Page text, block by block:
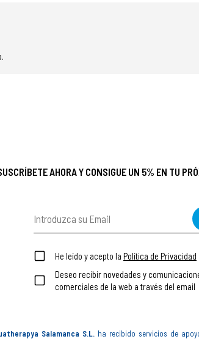
AHORA Y CONSIGUE UN 5% EN TU
He leído y acepto la Política de Privacidad
Deseo recibir novedades y
comerciales de la web a través del email
Salamanca S.L. ha recibido servicios de